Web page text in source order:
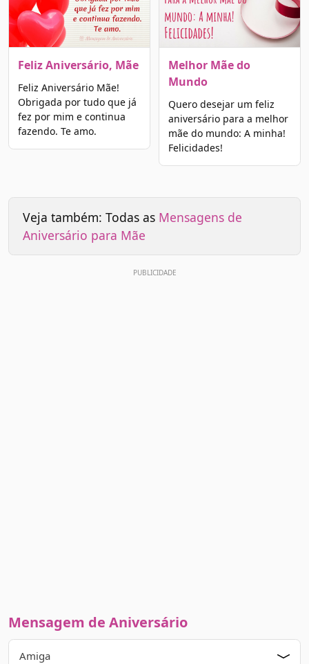
Feliz Aniversário, Mãe
Feliz Aniversário Mãe!
Obrigada por tudo que já
fez por mim e continua
fazendo. Te amo.
Melhor Mãe do
Mundo
Quero desejar um feliz
aniversário para a melhor
mãe do mundo: A minha!
Felicidades!
Veja também: Todas as Mensagens de
Aniversário para Mãe
Mensagem de Aniversário
Amiga